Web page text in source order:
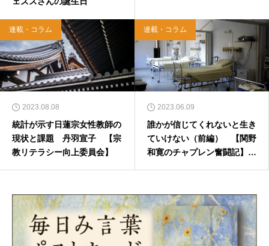
連載・コラム
2023.08.08
統計が示す日蓮宗女性教師の
現状と課題 丹羽宣子 【宗
教リテラシー向上委員会】
連載・コラム
2023.06.09
誰かが信じてくれないと生き
ていけない（前編） 【関野
和寛のチャプレン奮闘記】第